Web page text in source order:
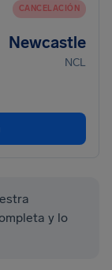
CANCELACIÓN
Newcastle
NCL
y lo